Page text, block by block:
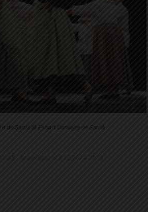
de Sarrià @ Esbart Dansaire de Sarrià